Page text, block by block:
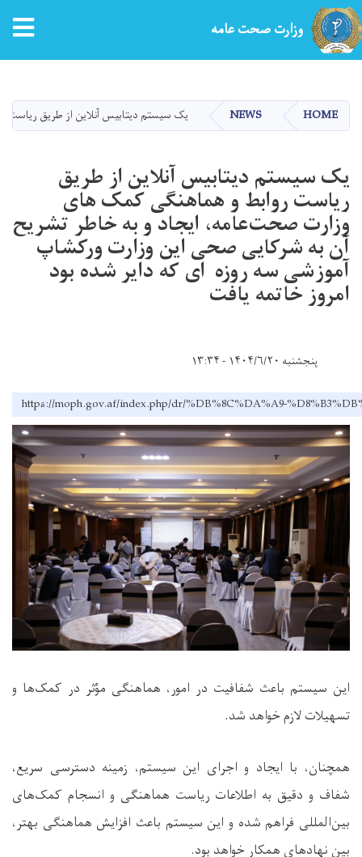
main
content
وزارت صحت عامه
HOME
NEWS یک سیستم دیتابیس آنلاین از طریق ریاست
یک سیستم دیتابیس آنلاین از طریق
ریاست روابط و هماهنگی کمک های
وزارت صحت‌عامه، ایجاد و به خاطر تشریح
آن به شرکایی صحی این وزارت ورکشاپ
آموزشی سه روزه ای که دایر شده بود
امروز خاتمه یافت
پنجشنبه ۱۴۰۴/۶/۲۰ - ۱۳:۳۴
https://moph.gov.af/index.php/dr/%DB%8C%DA%A9-
این سیستم باعث شفافیت در امور، هماهنگی مؤثر در کمک‌ها و
تسهیلات لازم خواهد شد.
همچنان، با ایجاد و اجرای این سیستم، زمینه دسترسی سریع،
شفاف و دقیق به اطلاعات ریاست هماهنگی و انسجام کمک‌های
بین‌المللی فراهم شده و این سیستم باعث افزایش هماهنگی بهتر،
بین نهادهای همکار خواهد بود.